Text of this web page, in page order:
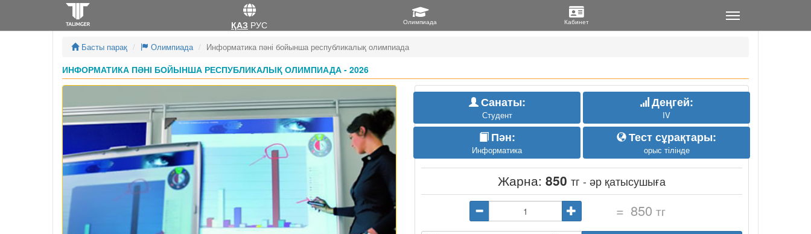
Басты парақ Олимпиада Информатика пәні бойынша республикалық олимпиада
ИНФОРМАТИКА ПӘНІ БОЙЫНША РЕСПУБЛИКАЛЫҚ ОЛИМПИАДА - 2026
Санаты:
Студент
Деңгей:
IV
Пән:
Информатика
Тест сұрақтары:
орыс тілінде
Жарна: 850 тг - әр қатысушыға
= 850 тг
ҚАЗ РУС